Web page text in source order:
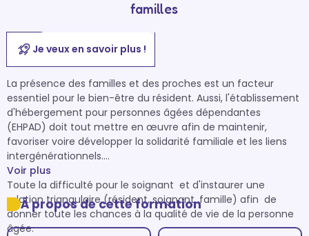
familles
Je veux en savoir plus !
La présence des familles et des proches est un facteur
essentiel pour le bien-être du résident. Aussi, l'établissement
d'hébergement pour personnes âgées dépendantes
(EHPAD) doit tout mettre en œuvre afin de maintenir,
favoriser voire développer la solidarité familiale et les liens
intergénérationnels.
Toute la difficulté pour le soignant  et d'instaurer une
relation triangulaire (résident, soignant, famille) afin  de
donner toute les chances à la qualité de vie de la personne
âgée.
Voir plus
À propos de cette formation